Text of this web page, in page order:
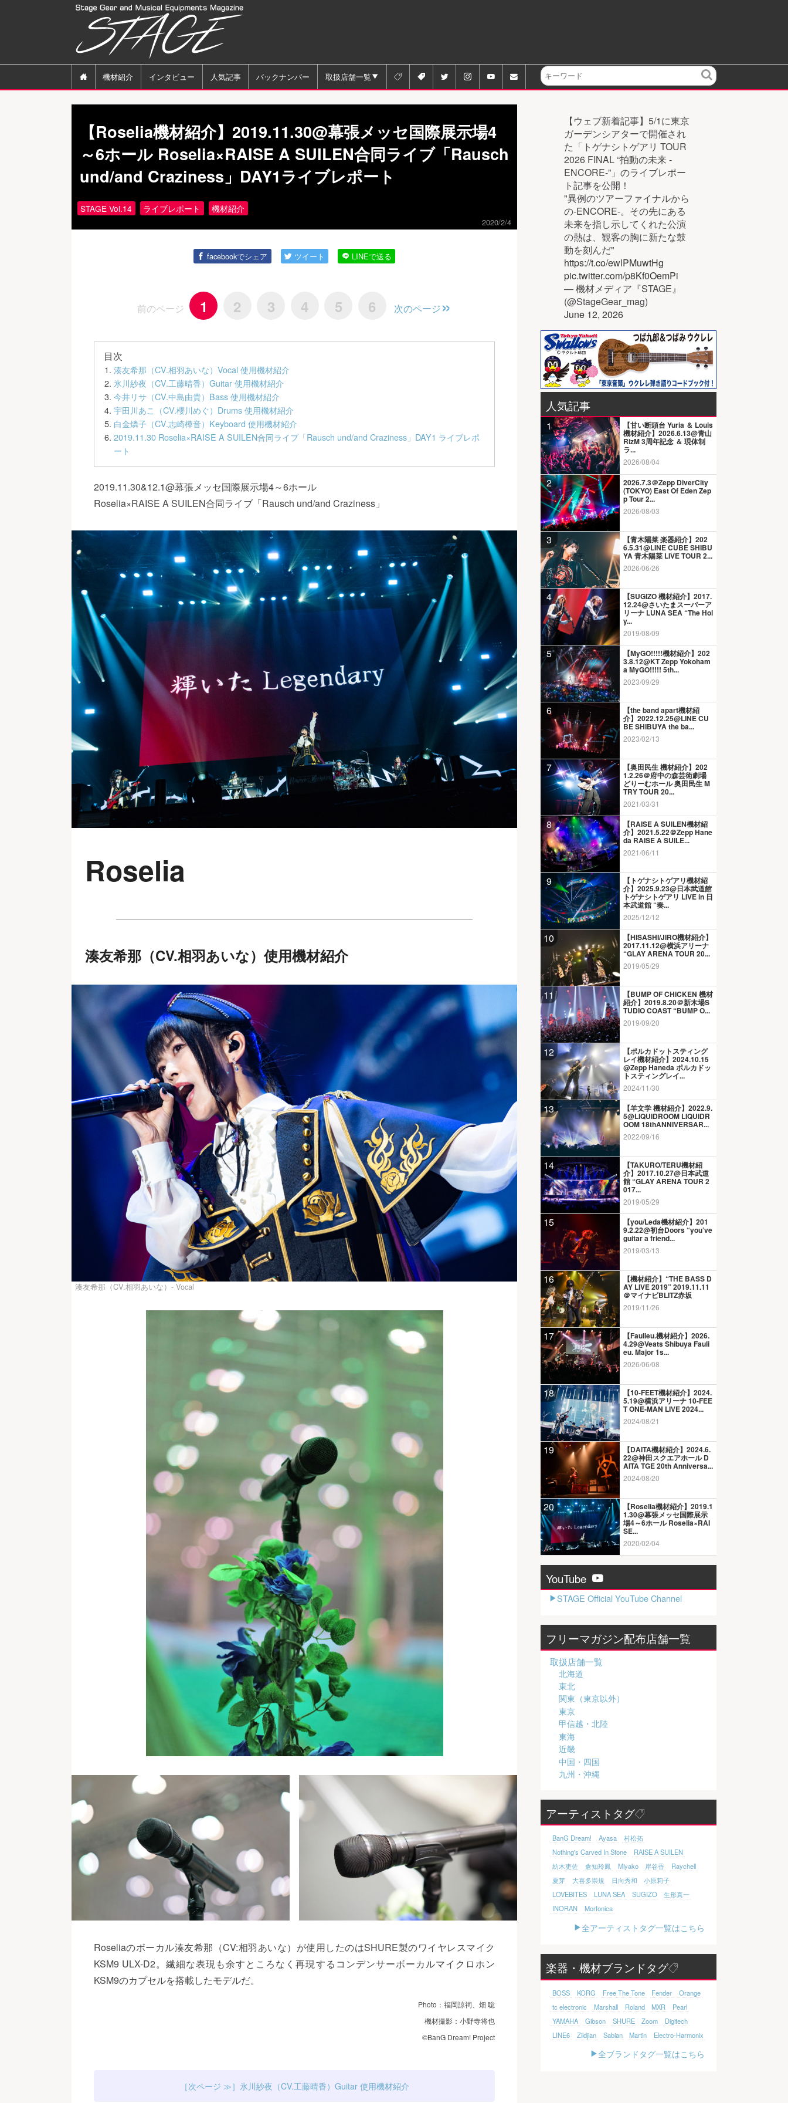
 機材紹介 インタビュー 人気記事 バックナンバー 取扱店舗一覧      
検
【Roselia機材紹介】2019.11.30@幕張メッセ国際展示場4
～6ホール Roselia×RAISE A SUILEN合同ライブ「Rausch
und/and Craziness」DAY1ライブレポート
STAGE Vol.14 ライブレポート 機材紹介
2020/2/4
facebookでシェア ツイート LINEで送る
前のページ 1 2 3 4 5 6 次のページ
目次
湊友希那（CV.相羽あいな）Vocal 使用機材紹介
氷川紗夜（CV.工藤晴香）Guitar 使用機材紹介
今井リサ（CV.中島由貴）Bass 使用機材紹介
宇田川あこ（CV.櫻川めぐ）Drums 使用機材紹介
白金燐子（CV.志崎樺音）Keyboard 使用機材紹介
2019.11.30 Roselia×RAISE A SUILEN合同ライブ「Rausch und/and Craziness」DAY1 ライブレポ
ート
2019.11.30&12.1@幕張メッセ国際展示場4～6ホール
Roselia×RAISE A SUILEN合同ライブ「Rausch und/and Craziness」
Roselia
湊友希那（CV.相羽あいな）使用機材紹介
湊友希那（CV.相羽あいな）- Vocal
Roseliaのボーカル湊友希那（CV:相羽あいな）が使用したのはSHURE製のワイヤレスマイク
KSM9 ULX-D2。繊細な表現も余すところなく再現するコンデンサーボーカルマイクロホン
KSM9のカプセルを搭載したモデルだ。
Photo：福岡諒祠、畑 聡
機材撮影：小野寺将也
©BanG Dream! Project
氷川紗夜（CV.工藤晴香）Guitar 使用機材紹介
【ウェブ新着記事】5/1に東京
ガーデンシアターで開催され
た「トゲナシトゲアリ TOUR
2026 FINAL “拍動の未来 -
ENCORE-”」のライブレポー
ト記事を公開！
"異例のツアーファイナルから
の-ENCORE-。その先にある
未来を指し示してくれた公演
の熱は、観客の胸に新たな鼓
動を刻んだ"
https://t.co/ewlPMuwtHg
pic.twitter.com/p8Kf0OemPi
— 機材メディア『STAGE』
(@StageGear_mag)
June 12, 2026
人気記事
1 【甘い断頭台 Yuria ＆ Louis
機材紹介】2026.6.13@青山
RizM 3周年記念 ＆ 現体制
ラ...
2026/08/04
2 2026.7.3＠Zepp DiverCity
(TOKYO) East Of Eden Zep
p Tour 2...
2026/08/03
3 【青木陽菜 楽器紹介】202
6.5.31@LINE CUBE SHIBU
YA 青木陽菜 LIVE TOUR 2...
2026/06/26
4 【SUGIZO 機材紹介】2017.
12.24@さいたまスーパーア
リーナ LUNA SEA “The Hol
y...
2019/08/09
5 【MyGO!!!!!機材紹介】202
3.8.12@KT Zepp Yokoham
a MyGO!!!!! 5th...
2023/09/29
6 【the band apart機材紹
介】2022.12.25@LINE CU
BE SHIBUYA the ba...
2023/02/13
7 【奥田民生 機材紹介】202
1.2.26＠府中の森芸術劇場
どりーむホール 奥田民生 M
TRY TOUR 20...
2021/03/31
8 【RAISE A SUILEN機材紹
介】2021.5.22＠Zepp Hane
da RAISE A SUILE...
2021/06/11
9 【トゲナシトゲアリ機材紹
介】2025.9.23@日本武道館
トゲナシトゲアリ LIVE in 日
本武道館 “奏...
2025/12/12
10 【HISASHI/JIRO機材紹介】
2017.11.12@横浜アリーナ
“GLAY ARENA TOUR 20...
2019/05/29
11 【BUMP OF CHICKEN 機材
紹介】2019.8.20＠新木場S
TUDIO COAST “BUMP O...
2019/09/20
12 【ポルカドットスティング
レイ機材紹介】2024.10.15
@Zepp Haneda ポルカドッ
トスティングレイ...
2024/11/30
13 【羊文学 機材紹介】2022.9.
5@LIQUIDROOM LIQUIDR
OOM 18thANNIVERSAR...
2022/09/16
14 【TAKURO/TERU機材紹
介】2017.10.27@日本武道
館 “GLAY ARENA TOUR 2
017...
2019/05/29
15 【you/Leda機材紹介】201
9.2.22@初台Doors “you’ve
guitar a friend...
2019/03/13
16 【機材紹介】“THE BASS D
AY LIVE 2019” 2019.11.11
＠マイナビBLITZ赤坂
2019/11/26
17 【Faulieu.機材紹介】2026.
4.29@Veats Shibuya Fauli
eu. Major 1s...
2026/06/08
18 【10-FEET機材紹介】2024.
5.19@横浜アリーナ 10-FEE
T ONE-MAN LIVE 2024...
2024/08/21
19 【DAITA機材紹介】2024.6.
22@神田スクエアホール D
AITA TGE 20th Anniversa...
2024/08/20
20 【Roselia機材紹介】2019.1
1.30@幕張メッセ国際展示
場4～6ホール Roselia×RAI
SE...
2020/02/04
YouTube
STAGE Official YouTube Channel
フリーマガジン配布店舗一覧
取扱店舗一覧
北海道
東北
関東（東京以外）
東京
甲信越・北陸
東海
近畿
中国・四国
九州・沖縄
アーティストタグ
BanG Dream! Ayasa
村松拓
Nothing's Carved In Stone
RAISE A SUILEN
紡木吏佐
倉知玲鳳 Miyako 岸谷香
Raychell
夏芽
大喜多崇規 日向秀和
小原莉子
LOVEBITES
LUNA SEA SUGIZO
生形真一
INORAN
Morfonica
全アーティストタグ一覧はこちら
楽器・機材ブランドタグ
BOSS KORG Free The Tone Fender
Orange
tc electronic
Marshall Roland MXR
Pearl
YAMAHA
Gibson SHURE Zoom
Digitech
LINE6
Zildjian Sabian Martin Electro-Harmonix
全ブランドタグ一覧はこちら